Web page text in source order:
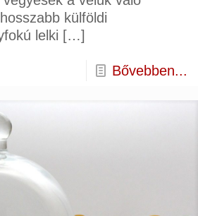
külföldi
lelki […]
Bővebben...